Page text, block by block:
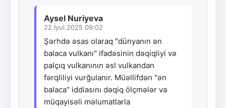
Aysel Nuriyeva
22.İyul.2025 09:02
Şərhdə əsas olaraq "dünyanın ən
balaca vulkanı" ifadəsinin dəqiqliyi və
palçıq vulkanının əsl vulkandan
fərqliliyi vurğulanır. Müəllifdən "ən
balaca" iddiasını dəqiq ölçmələr və
müqayisəli məlumatlarla